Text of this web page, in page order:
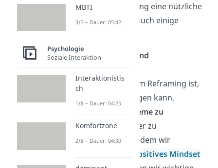
Obwohl das Reframing eine nützliche
Methode ist, hat es auch einige
Kritikpunkte
Vereinfachung und
Ein Kritikpunkt am Reframing ist,
dass es dazu neigen kann,
komplexe Probleme zu
vereinfachen
oder zu
verharmlosen. Indem wir
positives Mindset
MBTI
3/3 – Dauer: 05:42
Psychologie
Soziale Interaktion
Interaktionistis
ch
1/8 – Dauer: 04:25
Komfortzone
2/8 – Dauer: 04:30